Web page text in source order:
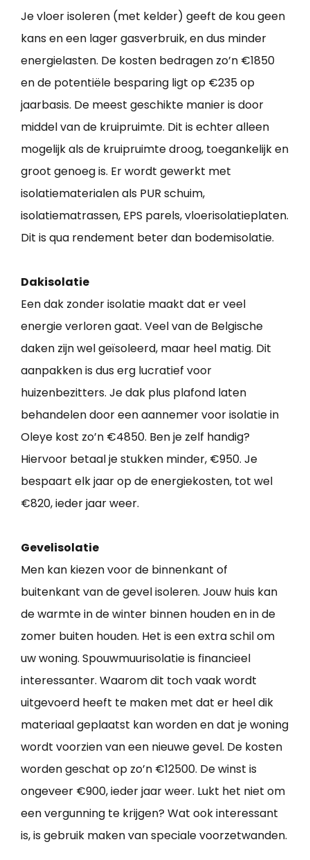
Je vloer isoleren (met kelder) geeft de kou geen
kans en een lager gasverbruik, en dus minder
energielasten. De kosten bedragen zo’n €1850
en de potentiële besparing ligt op €235 op
jaarbasis. De meest geschikte manier is door
middel van de kruipruimte. Dit is echter alleen
mogelijk als de kruipruimte droog, toegankelijk en
groot genoeg is. Er wordt gewerkt met
isolatiematerialen als PUR schuim,
isolatiematrassen, EPS parels, vloerisolatieplaten.
Dit is qua rendement beter dan bodemisolatie.
Dakisolatie
Een dak zonder isolatie maakt dat er veel
energie verloren gaat. Veel van de Belgische
daken zijn wel geïsoleerd, maar heel matig. Dit
aanpakken is dus erg lucratief voor
huizenbezitters. Je dak plus plafond laten
behandelen door een aannemer voor isolatie in
Oleye kost zo’n €4850. Ben je zelf handig?
Hiervoor betaal je stukken minder, €950. Je
bespaart elk jaar op de energiekosten, tot wel
€820, ieder jaar weer.
Gevelisolatie
Men kan kiezen voor de binnenkant of
buitenkant van de gevel isoleren. Jouw huis kan
de warmte in de winter binnen houden en in de
zomer buiten houden. Het is een extra schil om
uw woning. Spouwmuurisolatie is financieel
interessanter. Waarom dit toch vaak wordt
uitgevoerd heeft te maken met dat er heel dik
materiaal geplaatst kan worden en dat je woning
wordt voorzien van een nieuwe gevel. De kosten
worden geschat op zo’n €12500. De winst is
ongeveer €900, ieder jaar weer. Lukt het niet om
een vergunning te krijgen? Wat ook interessant
is, is gebruik maken van speciale voorzetwanden.